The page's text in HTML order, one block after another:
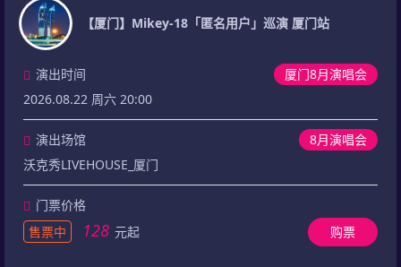
【厦门】Mikey-18「匿名用户」巡演 厦门站
厦门8月演唱会
演出时间
2026.08.22 周六 20:00
8月演唱会
演出场馆
沃克秀LIVEHOUSE_厦门
门票价格
售票中
128 元起 购票